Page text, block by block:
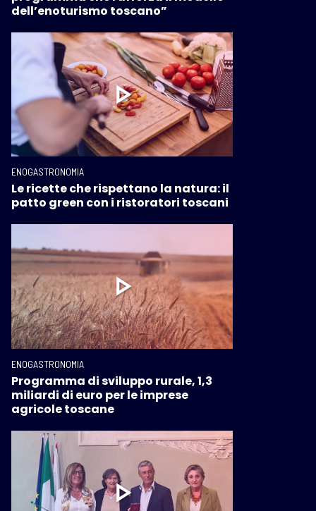
dell’enoturismo toscano”
ENOGASTRONOMIA
Le ricette che rispettano la natura: il
patto green con i ristoratori toscani
ENOGASTRONOMIA
Programma di sviluppo rurale, 1,3
miliardi di euro per le imprese
agricole toscane